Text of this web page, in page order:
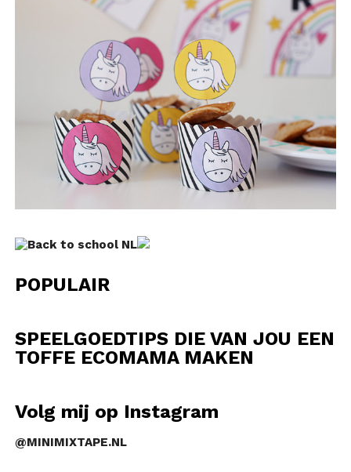
POPULAIR
SPEELGOEDTIPS DIE VAN JOU EEN
TOFFE ECOMAMA MAKEN
Volg mij op Instagram
@MINIMIXTAPE.NL